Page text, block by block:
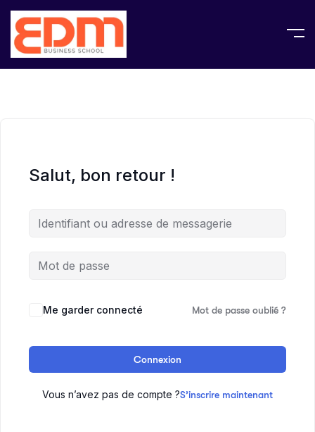
Salut, bon retour !
Me garder connecté Mot de passe oublié ?
Connexion
Vous n’avez pas de compte ?S’inscrire maintenant